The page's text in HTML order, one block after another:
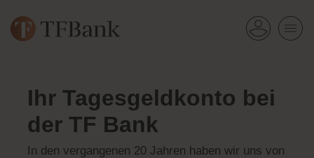
Ihr Tagesgeldkonto bei
der TF Bank
In den vergangenen 20 Jahren haben wir uns von